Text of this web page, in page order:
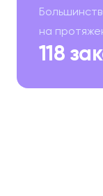
118
на